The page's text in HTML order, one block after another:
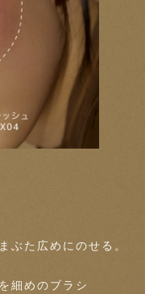
ぶた広めにのせる。
を細めのブラシ